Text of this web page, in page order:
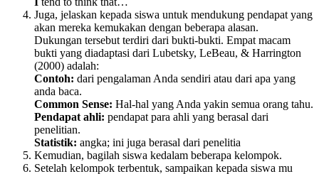
Juga, jelaskan kepada siswa untuk mendukung pendapat yang
akan mereka kemukakan dengan beberapa alasan.
Dukungan tersebut terdiri dari bukti-bukti. Empat macam
bukti yang diadaptasi dari Lubetsky, LeBeau, & Harrington
(2000) adalah:
Contoh: dari pengalaman Anda sendiri atau dari apa yang
anda baca.
Common Sense: Hal-hal yang Anda yakin semua orang tahu.
Pendapat ahli: pendapat para ahli yang berasal dari
penelitian.
Statistik: angka; ini juga berasal dari penelitia
Kemudian, bagilah siswa kedalam beberapa kelompok.
Setelah kelompok terbentuk, sampaikan kepada siswa mu